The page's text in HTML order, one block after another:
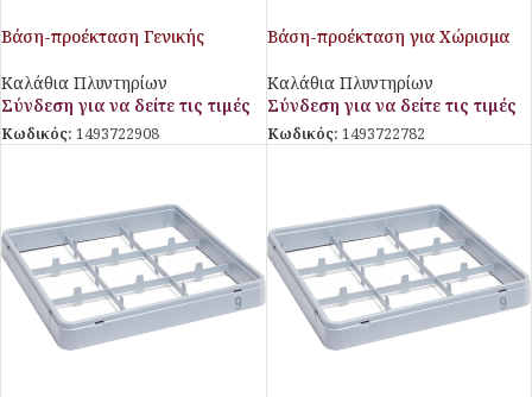
Βάση-προέκταση Γενικής
Καλάθια Πλυντηρίων
Σύνδεση για να δείτε τις τιμές
Κωδικός: 1493722908
Βάση-προέκταση για Χώρισμα
Καλάθια Πλυντηρίων
Σύνδεση για να δείτε τις τιμές
Κωδικός: 1493722782